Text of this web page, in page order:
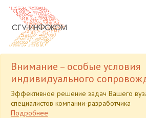
Внимание – особые условия
индивидуального
Эффективное решение задач Вашего
специалистов компании-разработчика
Подробнее